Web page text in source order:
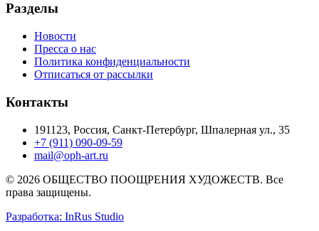
Разделы
Новости
Пресса о нас
Политика конфиденциальности
Отписаться от рассылки
Контакты
191123, Россия, Санкт-Петербург, Шпалерная ул., 35
+7 (911) 090-09-59
mail@oph-art.ru
© 2026 ОБЩЕСТВО ПООЩРЕНИЯ ХУДОЖЕСТВ. Все
права защищены.
Разработка: InRus Studio